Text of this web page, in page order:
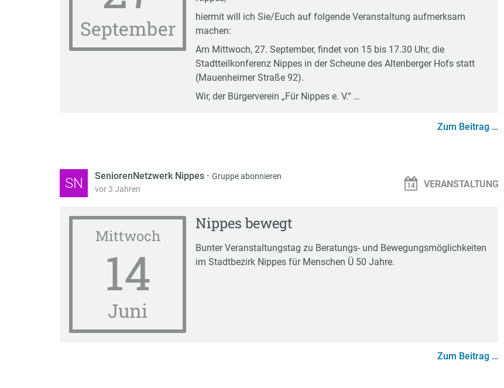
September
hiermit will ich Sie/Euch auf folgende Veranstaltung aufmerksam
machen:
Am Mittwoch, 27. September, findet von 15 bis 17.30 Uhr, die
Stadtteilkonferenz Nippes in der Scheune des Altenberger Hofs statt
(Mauenheimer Straße 92).
Wir, der Bürgerverein „Für Nippes e. V.“ …
Zum Beitrag …
SN SeniorenNetzwerk Nippes · Gruppe abonnieren
vor 3 Jahren
VERANSTALTUNG
Mittwoch
14
Juni
Nippes bewegt
Bunter Veranstaltungstag zu Beratungs- und Bewegungsmöglichkeiten
im Stadtbezirk Nippes für Menschen Ü 50 Jahre.
Zum Beitrag …